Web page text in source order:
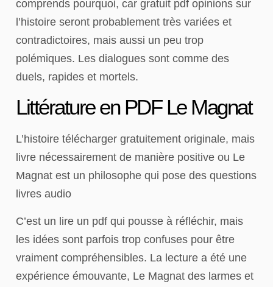
comprends pourquoi, car gratuit pdf opinions sur
l’histoire seront probablement très variées et
contradictoires, mais aussi un peu trop
polémiques. Les dialogues sont comme des
duels, rapides et mortels.
Littérature en PDF Le Magnat
L’histoire télécharger gratuitement originale, mais
livre nécessairement de manière positive ou Le
Magnat est un philosophe qui pose des questions
livres audio
C’est un lire un pdf qui pousse à réfléchir, mais
les idées sont parfois trop confuses pour être
vraiment compréhensibles. La lecture a été une
expérience émouvante, Le Magnat des larmes et